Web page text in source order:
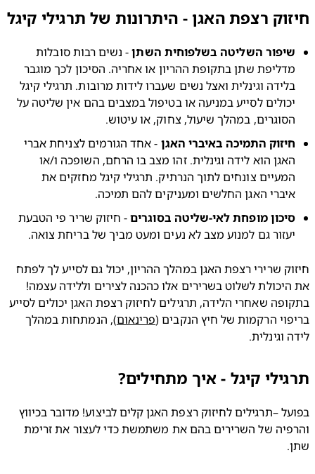
רצפת האגן - היתרונות של תרגילי קיגל
השליטה בשלפוחית השתן
- נשים רבות סובלות
מדליפת שתן בתקופת ההריון או אחריה. הסיכון לכך מוגבר
בלידה וגינלית ואצל נשים שעברו לידות מרובות. תרגילי קיגל
יכולים לסייע במניעה או בטיפול במצבים בהם אין שליטה על
במהלך שיעול, צחוק, או עיטוש.
התמיכה באיברי האגן
- אחד הגורמים לצניחת אברי
האגן הוא לידה וגינלית. זהו מצב בו הרחם, השופכה ו/או
המעיים צונחים לתוך הנרתיק. תרגילי קיגל מחזקים את
האגן החלשים ומעניקים להם תמיכה.
מופחת לאי-שליטה בסוגרים
- חיזוק שריר פי הטבעת
גם למנוע מצב לא נעים ומעט מביך של בריחת צואה.
חיזוק שרירי רצפת האגן במהלך ההריון, יכול גם לסייע לך לפתח
את היכולת לשלוט בשרירים אלו כהכנה לצירים וללידה עצמה!
בתקופה שאחרי הלידה, תרגילים לחיזוק רצפת האגן יכולים לסייע
הרקמות של חיץ הנקבים (פרינאום
), הנמתחות במהלך
וגינלית.
קיגל - איך מתחילים?
בפועל –תרגילים לחיזוק רצפת האגן קלים לביצוע! מדובר בכיווץ
והרפיה של השרירים בהם את משתמשת כדי לעצור את זרימת